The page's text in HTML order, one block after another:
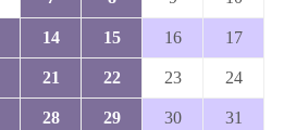
14 15 16 17
21 22 23 24
28 29 30 31